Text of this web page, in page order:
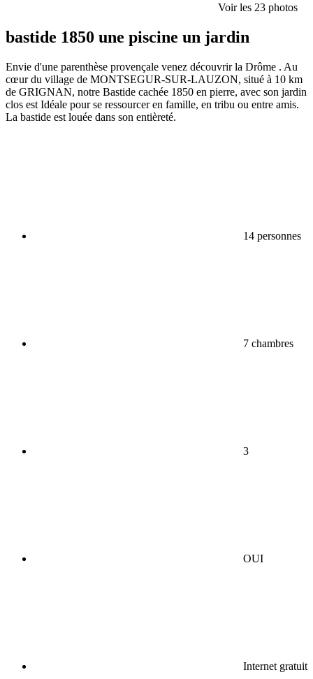
Voir les 23 photos
bastide 1850 une piscine un jardin
Envie d'une parenthèse provençale venez découvrir la Drôme . Au
cœur du village de MONTSEGUR-SUR-LAUZON, situé à 10 km
de GRIGNAN, notre Bastide cachée 1850 en pierre, avec son jardin
clos est Idéale pour se ressourcer en famille, en tribu ou entre amis.
La bastide est louée dans son entièreté.
14 personnes
7 chambres
3
OUI
Internet gratuit